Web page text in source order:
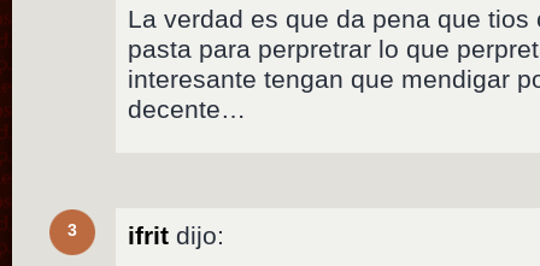
La verdad es que da pena que
pasta para perpretrar lo que
interesante tengan que mendigar
decente…
3 ifrit dijo: